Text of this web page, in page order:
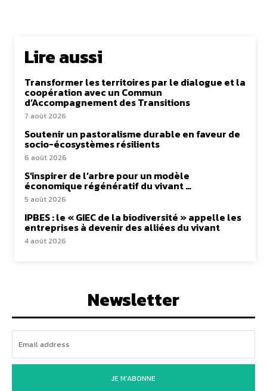
Lire aussi
Transformer les territoires par le dialogue et la
coopération avec un Commun
d’Accompagnement des Transitions
7 août 2026
Soutenir un pastoralisme durable en faveur de
socio-écosystèmes résilients
6 août 2026
S’inspirer de l’arbre pour un modèle
économique régénératif du vivant …
5 août 2026
IPBES : le « GIEC de la biodiversité » appelle les
entreprises à devenir des alliées du vivant
4 août 2026
Newsletter
JE M'ABONNE